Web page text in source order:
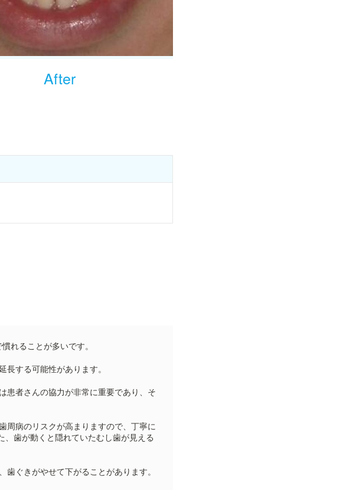
After
れることが多いです。
する可能性があります。
患者さんの協力が非常に重要であり、そ
周病のリスクが高まりますので、丁寧に
歯が動くと隠れていたむし歯が見える
ぐきがやせて下がることがあります。